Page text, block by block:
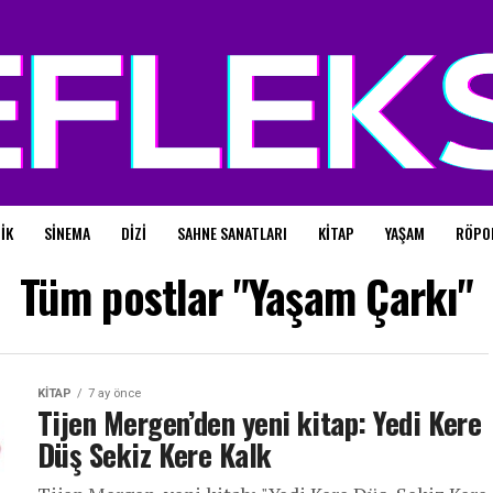
SINEMA DIZI SAHNE SANATLARI KITAP YAŞAM
Tüm postlar "Yaşam Çarkı"
KITAP 7 ay önce
Tijen Mergen’den yeni kitap: Yedi Kere
Düş Sekiz Kere Kalk